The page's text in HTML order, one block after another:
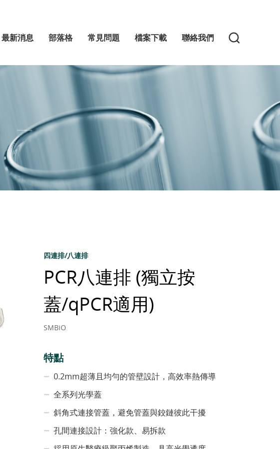
最新消息 部落格 常見問題 檔案下載 聯絡我們
四連排/八連排
PCR八連排 (獨立按
蓋/qPCR適用)
SMBiO
特點
0.2mm超薄且均勻的管壁設計，高效率熱傳導
全系列光學蓋
斜角式連接管蓋，避免管蓋與鉸鏈彼此干擾
孔間連接設計：強化款、易拆款